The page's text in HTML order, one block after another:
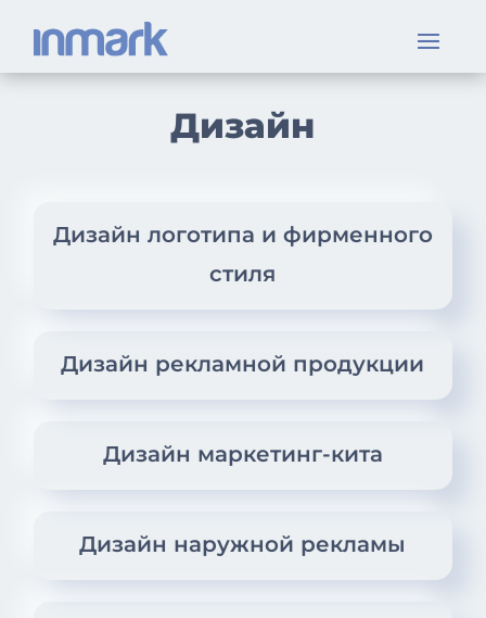
Дизайн
Дизайн логотипа и фирменного
стиля
Дизайн рекламной продукции
Дизайн маркетинг-кита
Дизайн наружной рекламы